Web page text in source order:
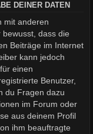
DEINER DATEN
mit anderen
dass die
Beiträge im Internet
kann jedoch
einen
Benutzer,
du Fragen dazu
im Forum oder
aus deinem Profil
ihm beauftragte